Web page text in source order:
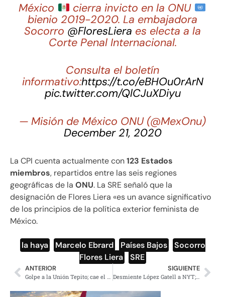
México
cierra invicto en la ONU
bienio 2019-2020. La embajadora
Socorro @FloresLiera es electa a la
Corte Penal Internacional.
Consulta el boletín
informativo:https://t.co/eBHOu0rArN
pic.twitter.com/QlCJuXDiyu
— Misión de México ONU (@MexOnu)
December 21, 2020
La CPI cuenta actualmente con123 Estados
miembros, repartidos entre las seis regiones
geográficas de la ONU. La SRE señaló que la
designación de Flores Liera «es un avance significativo
de los principios de la política exterior feminista de
México.
la haya Marcelo Ebrard Países Bajos
Socorro
Flores Liera
SRE
ANTERIOR
Golpe a la Unión Tepito; cae el Güero Pimentel
SIGUIENTE
Desmiente López Gatell a NYT; «tiene hoyos su información»